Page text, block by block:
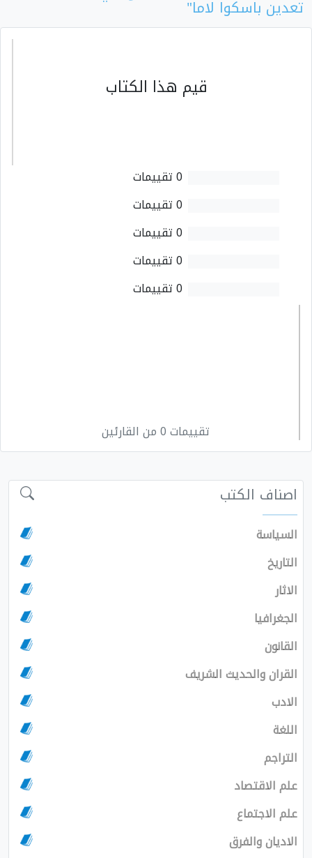
تعدين باسكوا لاما"
قيم هذا الكتاب
0 تقييمات
0 تقييمات
0 تقييمات
0 تقييمات
0 تقييمات
تقييمات 0 من القارئين
اصناف الكتب
السياسة
التاريخ
الاثار
الجغرافيا
القانون
القران والحديث الشريف
الادب
اللغة
التراجم
علم الاقتصاد
علم الاجتماع
الاديان والفرق